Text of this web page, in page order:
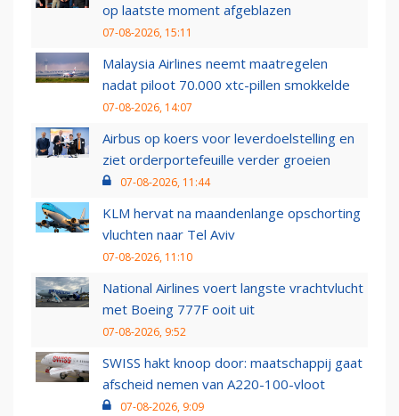
op laatste moment afgeblazen
07-08-2026, 15:11
Malaysia Airlines neemt maatregelen
nadat piloot 70.000 xtc-pillen smokkelde
07-08-2026, 14:07
Airbus op koers voor leverdoelstelling en
ziet orderportefeuille verder groeien
07-08-2026, 11:44
KLM hervat na maandenlange opschorting
vluchten naar Tel Aviv
07-08-2026, 11:10
National Airlines voert langste vrachtvlucht
met Boeing 777F ooit uit
07-08-2026, 9:52
SWISS hakt knoop door: maatschappij gaat
afscheid nemen van A220-100-vloot
07-08-2026, 9:09